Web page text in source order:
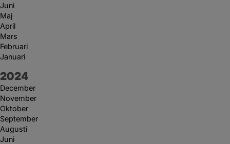
Juni
Maj
April
Mars
Februari
Januari
År:
2024
December
November
Oktober
September
Augusti
Juni